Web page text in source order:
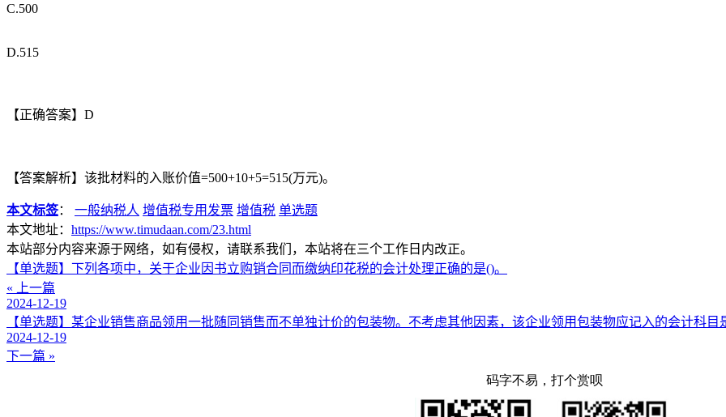
C.500
D.515
【正确答案】D
【答案解析】该批材料的入账价值=500+10+5=515(万元)。
本文标签： 一般纳税人 增值税专用发票 增值税 单选题
本文地址： https://www.timudaan.com/23.html
本站部分内容来源于网络，如有侵权，请联系我们，本站将在三个工作日内改正。
【单选题】下列各项中，关于企业因书立购销合同而缴纳印花税的会计处理正确的是()。
« 上一篇
2024-12-19
【单选题】某企业销售商品领用一批随同销售而不单独计价的包装物。不考虑其他因素，该企业领用包装物应记入的会计科目
2024-12-19
下一篇 »